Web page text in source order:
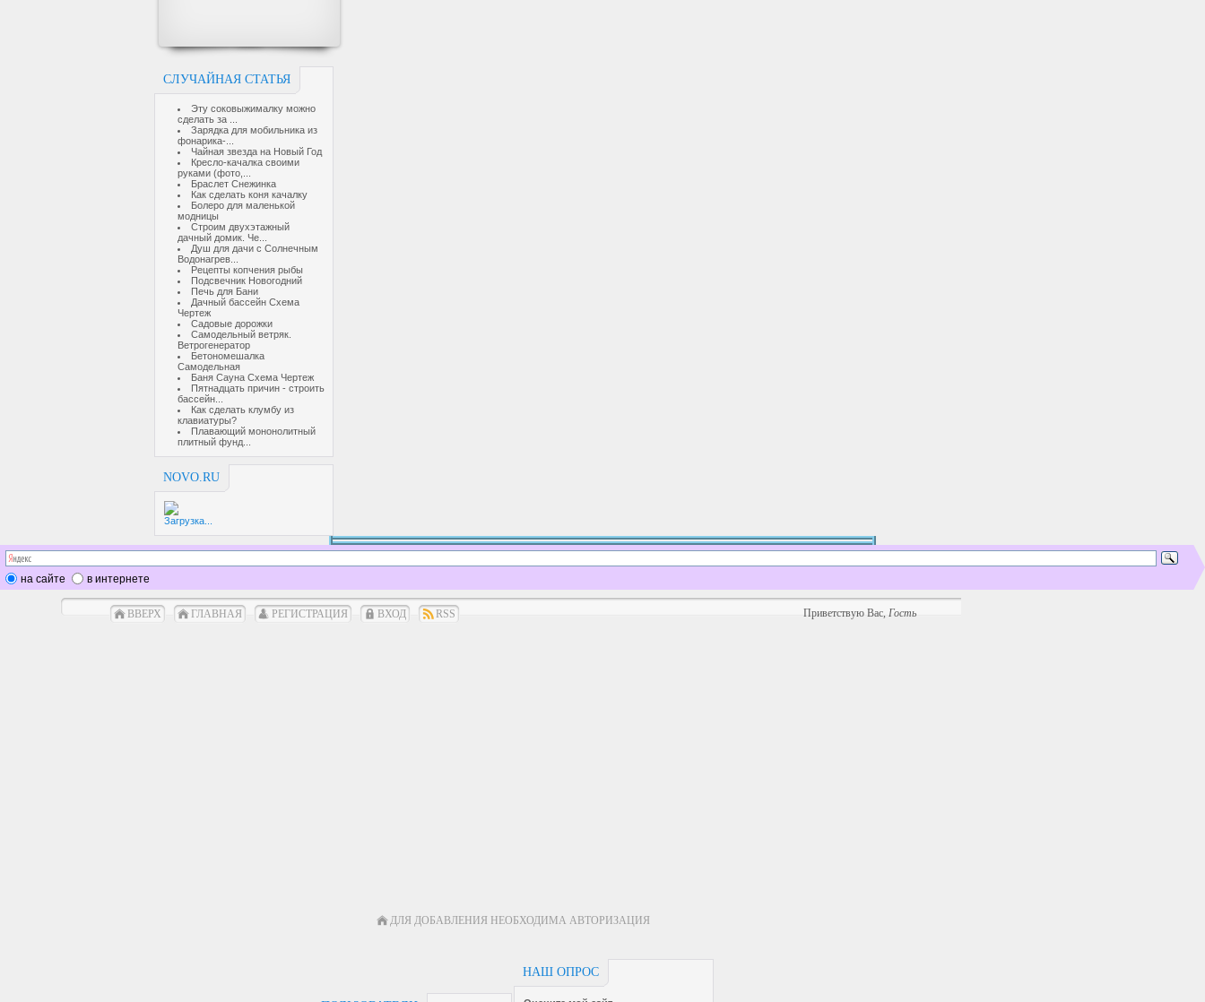
СЛУЧАЙНАЯ СТАТЬЯ
Эту соковыжималку можно
сделать за ...
Зарядка для мобильника из
фонарика-...
Чайная звезда на Новый Год
Кресло-качалка своими
руками (фото,...
Браслет Снежинка
Как сделать коня качалку
Болеро для маленькой
модницы
Строим двухэтажный
дачный домик. Че...
Душ для дачи с Солнечным
Водонагрев...
Рецепты копчения рыбы
Подсвечник Новогодний
Печь для Бани
Дачный бассейн Схема
Чертеж
Садовые дорожки
Самодельный ветряк.
Ветрогенератор
Бетономешалка
Самодельная
Баня Сауна Схема Чертеж
Пятнадцать причин - строить
бассейн...
Как сделать клумбу из
клавиатуры?
Плавающий мононолитный
плитный фунд...
NOVO.RU
Загрузка...
на сайте в интернете
ВВЕРХ ГЛАВНАЯ РЕГИСТРАЦИЯ ВХОД RSS Приветствую Вас,Гость
ДЛЯ ДОБАВЛЕНИЯ НЕОБХОДИМА АВТОРИЗАЦИЯ
НАШ ОПРОС